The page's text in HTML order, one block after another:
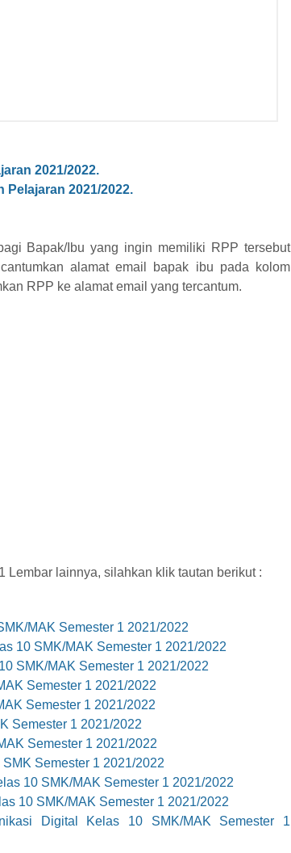
2021/2022.
Pelajaran 2021/2022.
Bapak/Ibu yang ingin memiliki RPP tersebut
alamat email bapak ibu pada kolom
RPP ke alamat email yang tercantum.
Lembar lainnya, silahkan klik tautan berikut :
MAK Semester 1 2021/2022
10 SMK/MAK Semester 1 2021/2022
SMK/MAK Semester 1 2021/2022
Semester 1 2021/2022
Semester 1 2021/2022
Semester 1 2021/2022
Semester 1 2021/2022
Semester 1 2021/2022
10 SMK/MAK Semester 1 2021/2022
10 SMK/MAK Semester 1 2021/2022
Digital Kelas 10 SMK/MAK Semester 1